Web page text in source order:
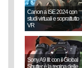
Canon a ISE 2024 con
studi virtuali e soprattutto
VR
Sony A9 III: con il Global
Shutter è la regina delle